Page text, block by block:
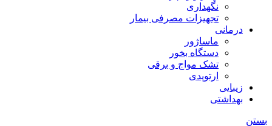
نگهداری
تجهیزات مصرفی بیمار
درمانی
ماساژور
دستگاه بخور
تشک مواج و برقی
ارتوپدی
زیبایی
بهداشتی
بستن